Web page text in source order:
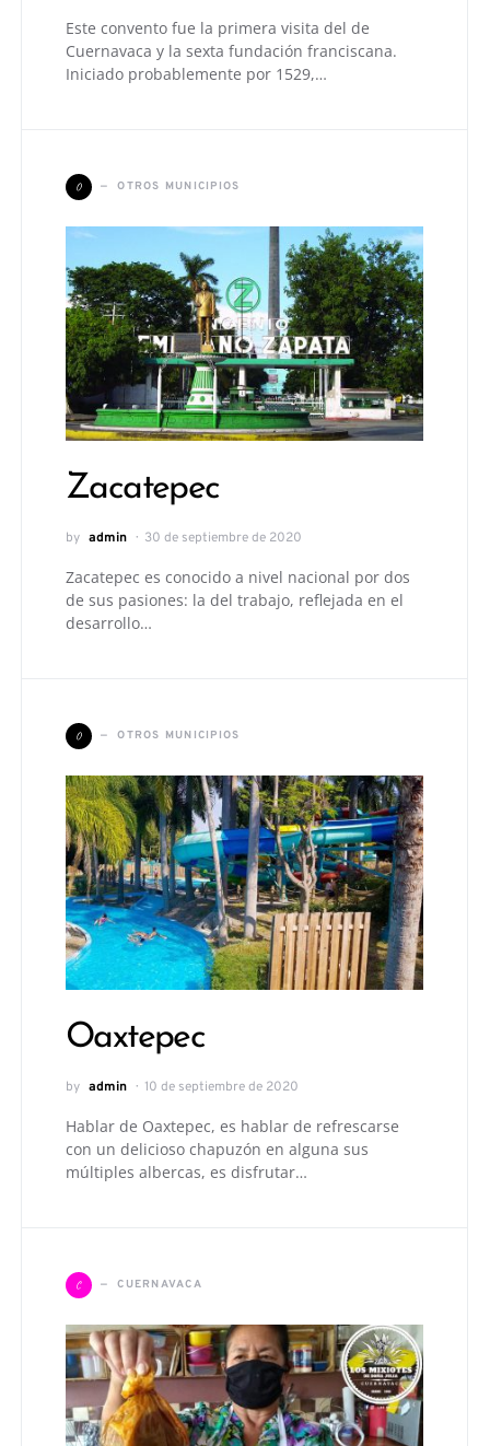
Este convento fue la primera visita del de
Cuernavaca y la sexta fundación franciscana.
Iniciado probablemente por 1529,…
O OTROS MUNICIPIOS
Zacatepec
by admin 30 de septiembre de 2020
Zacatepec es conocido a nivel nacional por dos
de sus pasiones: la del trabajo, reflejada en el
desarrollo…
O OTROS MUNICIPIOS
Oaxtepec
by admin 10 de septiembre de 2020
Hablar de Oaxtepec, es hablar de refrescarse
con un delicioso chapuzón en alguna sus
múltiples albercas, es disfrutar…
C CUERNAVACA